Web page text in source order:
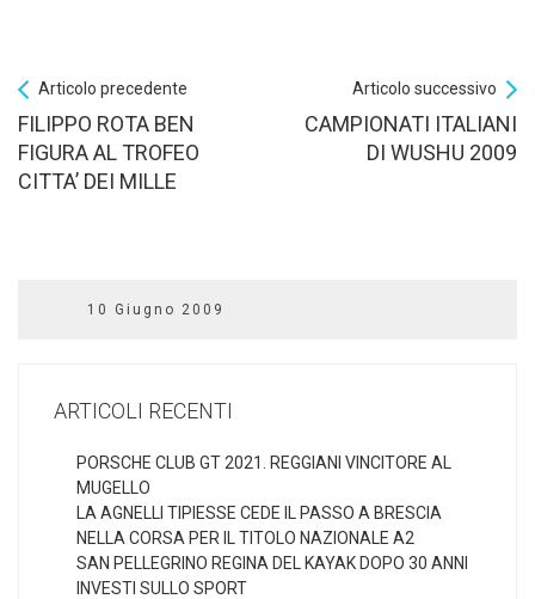
Articolo precedente
FILIPPO ROTA BEN
FIGURA AL TROFEO
CITTA’ DEI MILLE
Articolo successivo
CAMPIONATI ITALIANI
DI WUSHU 2009
10 Giugno 2009
ARTICOLI RECENTI
PORSCHE CLUB GT 2021. REGGIANI VINCITORE AL
MUGELLO
LA AGNELLI TIPIESSE CEDE IL PASSO A BRESCIA
NELLA CORSA PER IL TITOLO NAZIONALE A2
SAN PELLEGRINO REGINA DEL KAYAK DOPO 30 ANNI
INVESTI SULLO SPORT